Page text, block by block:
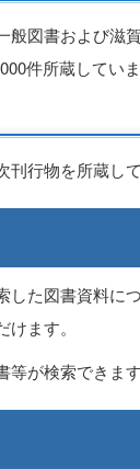
般図書および滋
件所蔵していま
行物を所蔵して
した図書資料に
ます。
が検索できます